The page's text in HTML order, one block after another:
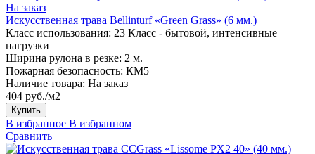
На заказ
Искусственная трава Bellinturf «Green Grass» (6 мм.)
Класс использования: 23 Класс - бытовой, интенсивные
нагрузки
Ширина рулона в резке: 2 м.
Пожарная безопасность: КМ5
Наличие товара: На заказ
404 руб./м2
Купить
В избранное В избранном
Сравнить